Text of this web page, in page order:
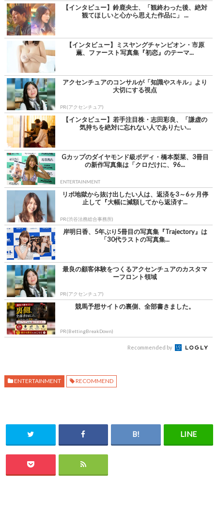
【インタビュー】鈴鹿央士、「観終わった後、絶対
観てほしいと心から思えた作品に」 ...
【インタビュー】ミスヤングチャンピオン・市原
薫、ファースト写真集『初恋』のテーマ...
アクセンチュアのコンサルが「知識やスキル」より
大切にする視点
PR(アクセンチュア)
【インタビュー】若手注目株・志田彩良、「謙虚の
気持ちを絶対に忘れない人でありたい...
Gカップのダイヤモンド級ボディ・橋本梨菜、3冊目
の新作写真集は「クロだけに、96...
ENTERTAINMENT
リボ地獄から抜け出したい人は、返済を3～6ヶ月停
止して『大幅に減額してから返済す...
PR(渋谷法務総合事務所)
岸明日香、5年ぶり5冊目の写真集『Trajectory』は
「30代ラストの写真集...
最良の顧客体験をつくるアクセンチュアのカスタマ
ーフロント領域
PR(アクセンチュア)
競馬予想サイトの裏側、全部書きました。
PR(BettingBreakDown)
Recommended by
ENTERTAINMENT RECOMMEND